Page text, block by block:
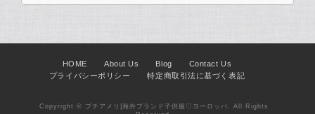
HOME About Us Blog
Contact Us
プライバシーポリシー
特定商取引法に基づく表記
Copyright © プチアメリ|海外ブランド子供服♡ヨーロッパ. All Rights